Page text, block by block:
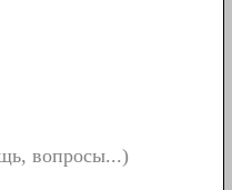
вопросы...)